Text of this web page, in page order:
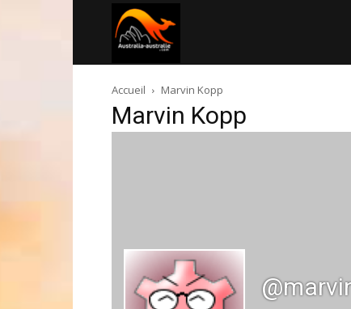
australie.com
Accueil Marvin Kopp
Marvin Kopp